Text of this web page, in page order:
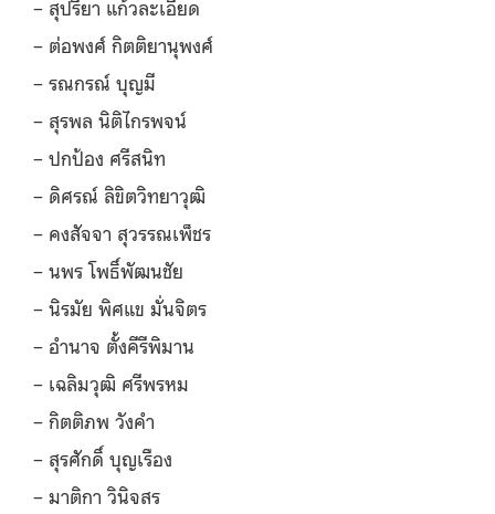
– สุปรียา แก้วละเอียด
– ต่อพงศ์ กิตติยานุพงศ์
– รณกรณ์ บุญมี
– สุรพล นิติไกรพจน์
– ปกป้อง ศรีสนิท
– ดิศรณ์ ลิขิตวิทยาวุฒิ
– คงสัจจา สุวรรณเพ็ชร
– นพร โพธิ์พัฒนชัย
– นิรมัย พิศแข มั่นจิตร
– อำนาจ ตั้งคีรีพิมาน
– เฉลิมวุฒิ ศรีพรหม
– กิตติภพ วังคำ
– สุรศักดิ์ บุญเรือง
– มาติกา วินิจสร